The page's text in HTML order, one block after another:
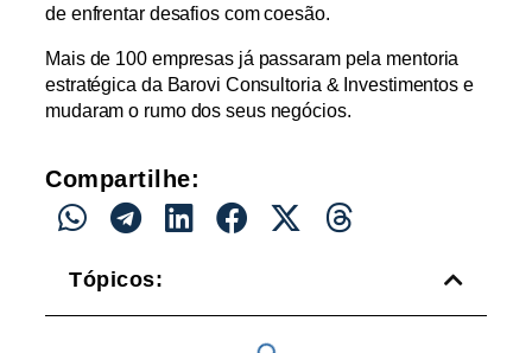
de enfrentar desafios com coesão.
Mais de 100 empresas já passaram pela mentoria
estratégica da Barovi Consultoria & Investimentos e
mudaram o rumo dos seus negócios.
Compartilhe:
Tópicos: